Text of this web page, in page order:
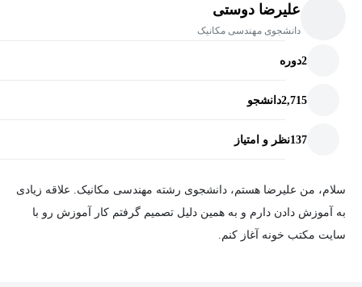
علیرضا دوستی
دانشجوی مهندسی مکانیک
2دوره
2,715دانشجو
137نظر و امتیاز
سلام، من علیرضا هستم، دانشجوی رشته مهندسی مکانیک. علاقه زیادی
به آموزش دادن دارم و به همین دلیل تصمیم گرفتم کار آموزش رو با
سایت مکتب خونه آغاز کنم.